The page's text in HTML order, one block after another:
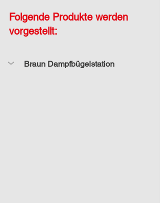
Folgende Produkte werden
vorgestellt:
Braun Dampfbügelstation